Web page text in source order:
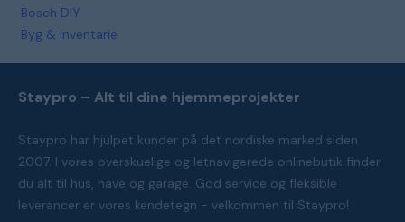
Bosch DIY
Byg & inventarie
Staypro – Alt til dine hjemmeprojekter
Staypro har hjulpet kunder på det nordiske marked siden
2007. I vores overskuelige og letnavigerede onlinebutik finder
du alt til hus, have og garage. God service og fleksible
leverancer er vores kendetegn - velkommen til Staypro!